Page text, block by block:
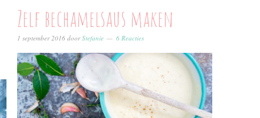
Zelf bechamelsaus maken
1 september 2016 doorStefanie 6 Reacties